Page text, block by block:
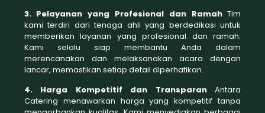
3. Pelayanan yang Profesional dan RamahTim
kami terdiri dari tenaga ahli yang berdedikasi untuk
memberikan layanan yang profesional dan ramah.
Kami selalu siap membantu Anda dalam
merencanakan dan melaksanakan acara dengan
lancar, memastikan setiap detail diperhatikan.
4. Harga Kompetitif dan TransparanAntara
Catering menawarkan harga yang kompetitif tanpa